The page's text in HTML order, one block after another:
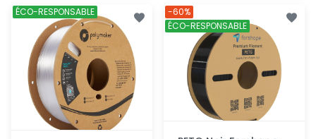
Ajout
rapide
rapide
ÉCO-RESPONSABLE
-60%
ÉCO-RESPONSABLE